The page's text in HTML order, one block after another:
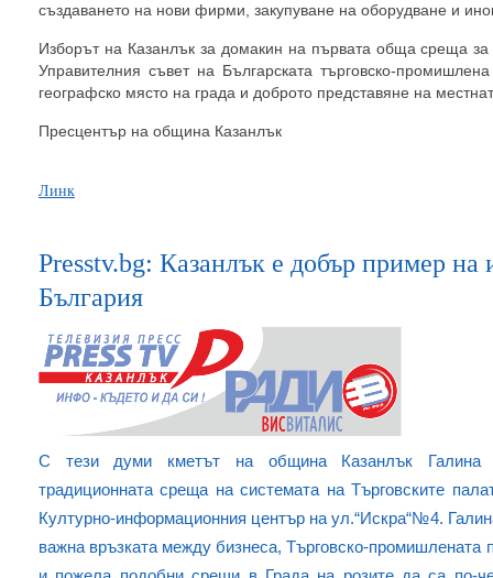
създаването на нови фирми, закупуване на оборудване и
Изборът на Казанлък за домакин на първата обща среща
Управителния съвет на Българската търговско-
географско място на града и доброто представяне на
Пресцентър на община Казанлък
Линк
Presstv.bg: Казанлък е добър пример на
България
С тези думи кметът на община Казанлък Галина
традиционната среща на системата на Търговските
Културно-информационния център на ул.“Искра“№4.
важна връзката между бизнеса, Търговско-промишлената